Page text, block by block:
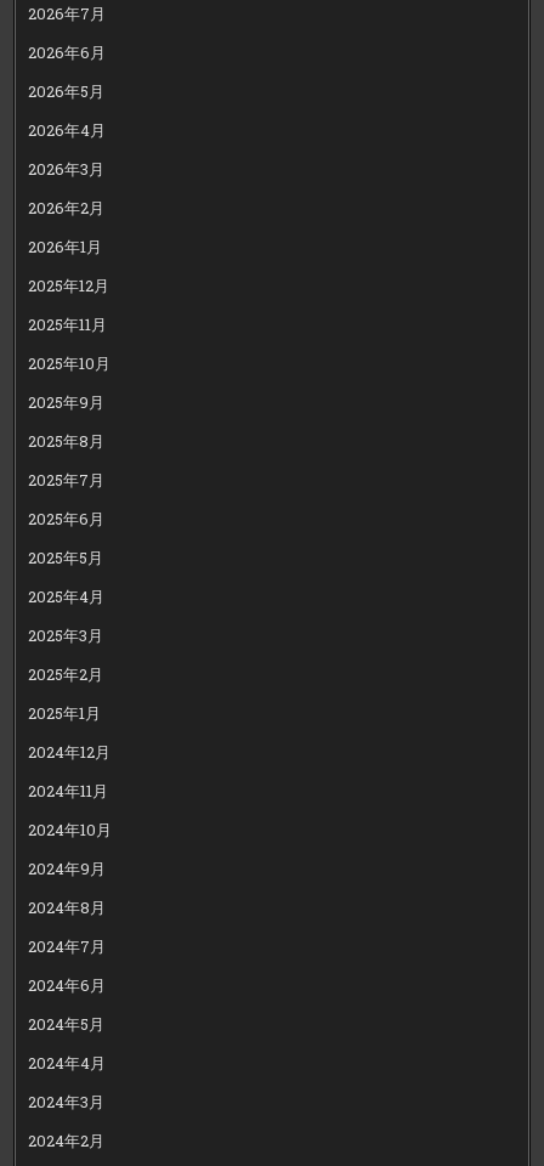
2026年7月
2026年6月
2026年5月
2026年4月
2026年3月
2026年2月
2026年1月
2025年12月
2025年11月
2025年10月
2025年9月
2025年8月
2025年7月
2025年6月
2025年5月
2025年4月
2025年3月
2025年2月
2025年1月
2024年12月
2024年11月
2024年10月
2024年9月
2024年8月
2024年7月
2024年6月
2024年5月
2024年4月
2024年3月
2024年2月